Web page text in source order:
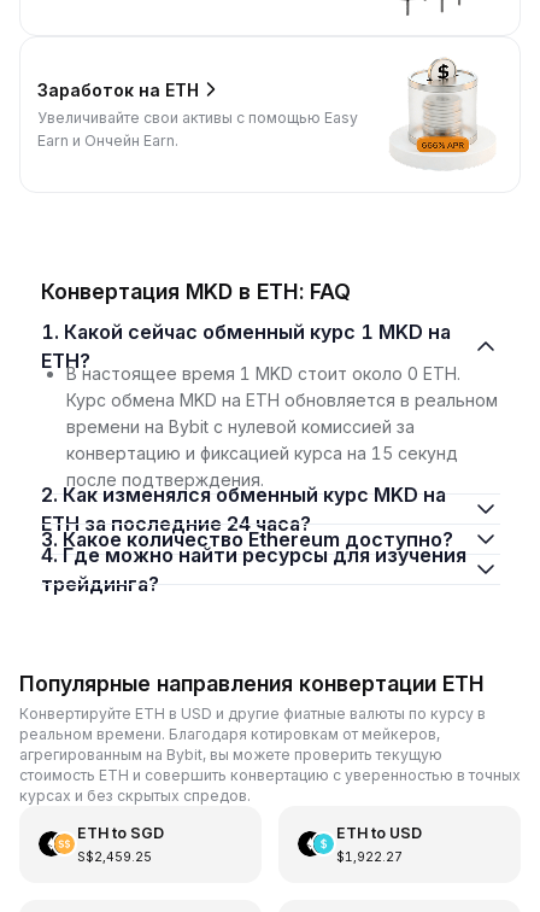
Заработок на ETH
Увеличивайте свои активы с помощью Easy
Earn и Ончейн Earn.
Конвертация MKD в ETH: FAQ
1. Какой сейчас обменный курс 1 MKD на
ETH?
В настоящее время 1 MKD стоит около 0 ETH.
Курс обмена MKD на ETH обновляется в реальном
времени на Bybit с нулевой комиссией за
конвертацию и фиксацией курса на 15 секунд
после подтверждения.
2. Как изменялся обменный курс MKD на
ETH за последние 24 часа?
3. Какое количество Ethereum доступно?
4. Где можно найти ресурсы для изучения
трейдинга?
Популярные направления конвертации ETH
Конвертируйте ETH в USD и другие фиатные валюты по курсу в
реальном времени. Благодаря котировкам от мейкеров,
агрегированным на Bybit, вы можете проверить текущую
стоимость ETH и совершить конвертацию с уверенностью в точных
курсах и без скрытых спредов.
ETHto SGD
S$2,459.25
ETHto USD
$1,922.27